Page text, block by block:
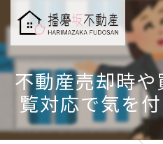
不動産売却時
覧対応で気を